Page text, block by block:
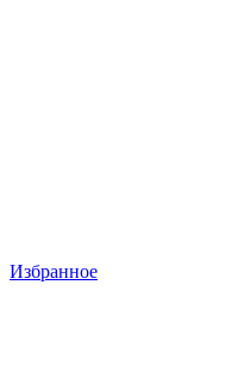
Избранное